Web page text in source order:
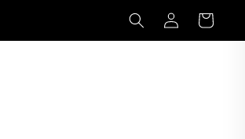
Prijavi
se
Korpa